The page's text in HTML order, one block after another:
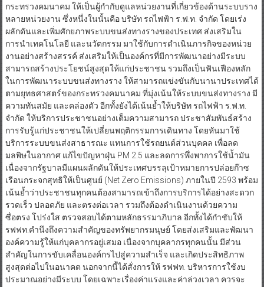
กระทรวงคมนาคม ให้เป็นผู้กำกับดูแลหน่วยงานที่เกี่ยวข้องด้านระบบราง
หลายหน่วยงาน ซึ่งหนึ่งในนั้นคือ บริษัท รถไฟฟ้า ร.ฟ.ท. จำกัด โดยเร่ง
ผลักดันและเพิ่มศักยภาพระบบขนส่งทางรางของประเทศ ส่งเสริมใน
การนำเทคโนโลยี และนวัตกรรม มาใช้กับการดำเนินภารกิจของหน่วย
งานอย่างสร้างสรรค์ ส่งเสริมให้เป็นองค์กรที่มีการพัฒนาอย่างมีระบบ
สามารถสร้างประโยชน์สูงสุดให้แก่ประชาชน รวมถึงเป็นฟันเฟืองหลัก
ในการพัฒนาระบบขนส่งทางราง ให้สามารถแข่งขันกับนานาประเทศได้
ตามยุทธศาสตร์ของกระทรวงคมนาคม ที่มุ่งเน้นให้ระบบขนส่งทางราง มี
ความทันสมัย และคล่องตัว อีกทั้งยังได้เน้นย้ำให้บริษัท รถไฟฟ้า ร.ฟ.ท.
จำกัด ให้บริการประชาชนอย่างเต็มความสามารถ ประชาสัมพันธ์สร้าง
การรับรู้แก่ประชาชนให้เปลี่ยนพฤติกรรมการเดินทาง โดยหันมาใช้
บริการระบบขนส่งสาธารณะ แทนการใช้รถยนต์ส่วนบุคคล เพื่อลด
มลพิษในอากาศ แก้ไขปัญหาฝุ่น PM 2.5 และลดการพึ่งพาการใช้น้ำมัน
เนื่องจากรัฐบาลมีแผนผลักดันให้ประเทศบรรลุเป้าหมายการปล่อยก๊าซ
เรือนกระจกสุทธิให้เป็นศูนย์ (Net Zero Emissions) ภายในปี 2593 พร้อม
เน้นย้ำว่าประชาชนทุกคนต้องสามารถเข้าถึงการบริการได้อย่างสะดวก
รวดเร็ว ปลอดภัย และตรงต่อเวลา รวมถึงต้องดำเนินงานด้วยความ
ซื่อตรง โปร่งใส ตรวจสอบได้ตามหลักธรรมาภิบาล อีกทั้งได้กำชับให้
รฟฟท.คำนึงถึงความสำคัญของทรัพยากรมนุษย์ โดยส่งเสริมและพัฒนา
องค์ความรู้ให้แก่บุคลากรอยู่เสมอ เนื่องจากบุคลากรทุกคนนั้น มีส่วน
สำคัญในการขับเคลื่อนองค์กรไปสู่ความสำเร็จ และเกิดประสิทธิภาพ
สูงสุดต่อไปในอนาคต นอกจากนี้ได้สั่งการให้ รฟฟท. บริหารการใช้งบ
ประมาณอย่างมีระบบ โดยเฉพาะเรื่องค่าแรงและค่าล่วงเวลา ควรจะ